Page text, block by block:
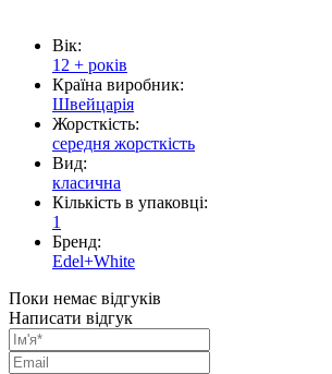
Вік:
12 + років
Країна виробник:
Швейцарія
Жорсткість:
середня жорсткість
Вид:
класична
Кількість в упаковці:
1
Бренд:
Edel+White
Поки немає відгуків
Написати відгук